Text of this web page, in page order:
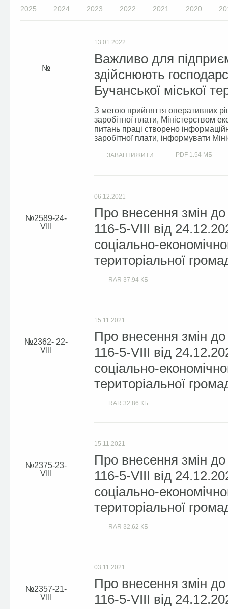
2025 2024 2023 2022 2021 2020
13.01.2022
Важливо для
здійснюють
Бучанської міської
З метою прийняття оперативних
заробітної плати, Міністерством
питань праці створено
заробітної плати, інформувати
ЗАВАНТИЖИТИ PDF 1.54 МБ
2589-24-
VIІІ
06.12.2021
Про внесення змін
116-5-VIII від
соціально-
територіальної
RAR 37.94 КБ
2362- 22-
VIII
15.11.2021
Про внесення змін
116-5-VIII від
соціально-
територіальної
RAR 32.86 КБ
2375-23-
VIІІ
15.11.2021
Про внесення змін
116-5-VIII від
соціально-
територіальної
RAR 32.62 КБ
2357-21-
VIII
03.11.2021
Про внесення змін
116-5-VIII від